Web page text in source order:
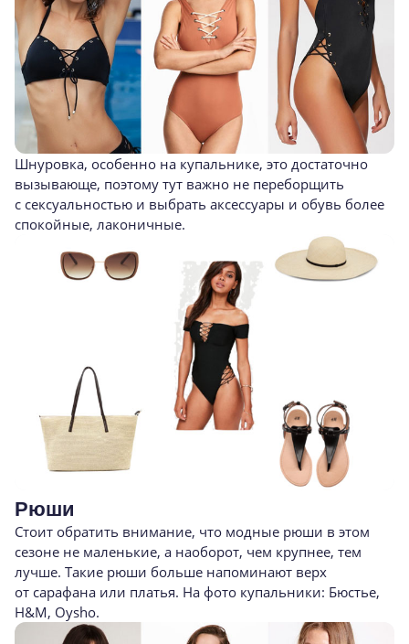
Шнуровка, особенно на купальнике, это достаточно
вызывающе, поэтому тут важно не переборщить
с сексуальностью и выбрать аксессуары и обувь более
спокойные, лаконичные.
Рюши
Стоит обратить внимание, что модные рюши в этом
сезоне не маленькие, а наоборот, чем крупнее, тем
лучше. Такие рюши больше напоминают верх
от сарафана или платья. На фото купальники: Бюстье,
H&M, Oysho.